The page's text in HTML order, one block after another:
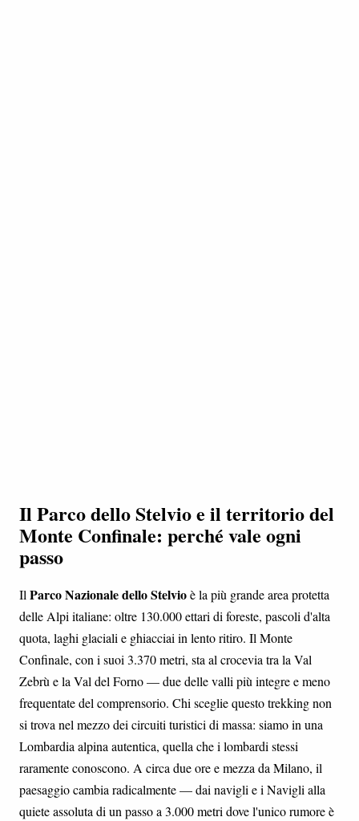
Il Parco dello Stelvio e il territorio del
Monte Confinale: perché vale ogni
passo
IlParco Nazionale dello Stelvioè la più grande area protetta
delle Alpi italiane: oltre 130.000 ettari di foreste, pascoli d'alta
quota, laghi glaciali e ghiacciai in lento ritiro. Il Monte
Confinale, con i suoi 3.370 metri, sta al crocevia tra la Val
Zebrù e la Val del Forno — due delle valli più integre e meno
frequentate del comprensorio. Chi sceglie questo trekking non
si trova nel mezzo dei circuiti turistici di massa: siamo in una
Lombardia alpina autentica, quella che i lombardi stessi
raramente conoscono. A circa due ore e mezza da Milano, il
paesaggio cambia radicalmente — dai navigli e i Navigli alla
quiete assoluta di un passo a 3.000 metri dove l'unico rumore è